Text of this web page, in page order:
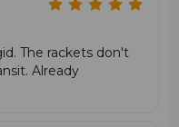
raquetes
The rackets don't
Already